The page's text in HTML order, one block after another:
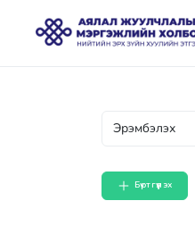
Бүртгүүлэх